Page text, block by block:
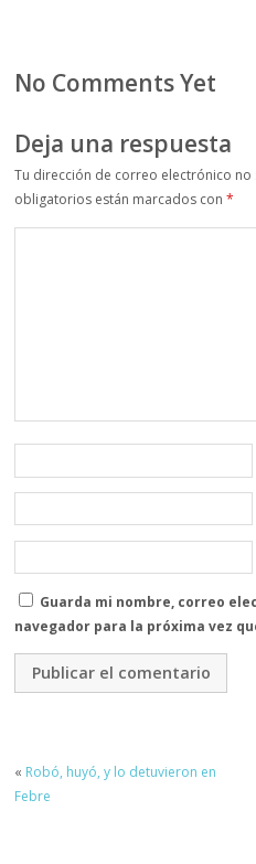
No Comments Yet
Deja una respuesta
Tu dirección de correo electrónico no
obligatorios están marcados con*
Guarda mi nombre, correo
navegador para la próxima vez
« Robó, huyó, y lo detuvieron en
Febre